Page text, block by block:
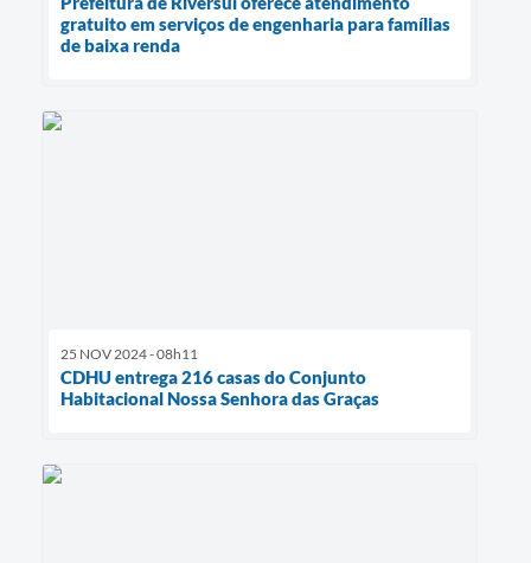
gratuito em serviços de engenharia para famílias
de baixa renda
25 NOV 2024 - 08h11
CDHU entrega 216 casas do Conjunto
Habitacional Nossa Senhora das Graças